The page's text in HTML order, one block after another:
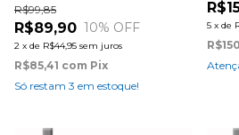
R$89,90
R$99,85
10% OFF
2 x de R$44,95 sem juros
R$85,41 com Pix
Só restam 3 em estoque!
5 x de